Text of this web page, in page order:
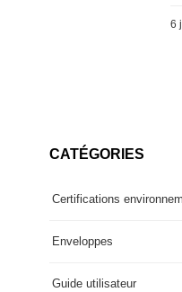
6
CATÉGORIES
Certifications
Enveloppes
Guide utilisateur